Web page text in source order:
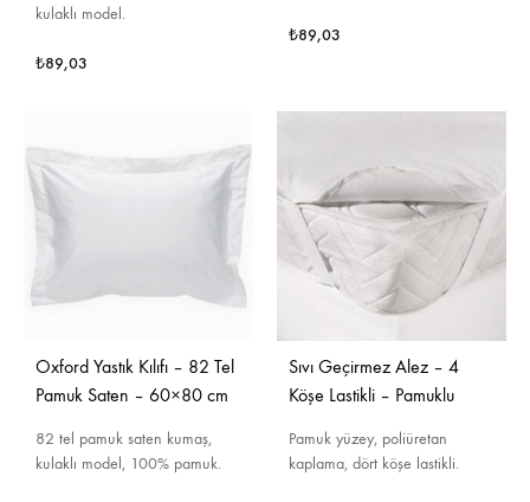
kulaklı model.
₺89,03
₺89,03
Oxford Yastık Kılıfı – 82 Tel
Pamuk Saten – 60×80 cm
82 tel pamuk saten kumaş,
kulaklı model, 100% pamuk.
Sıvı Geçirmez Alez – 4
Köşe Lastikli – Pamuklu
Pamuk yüzey, poliüretan
kaplama, dört köşe lastikli.